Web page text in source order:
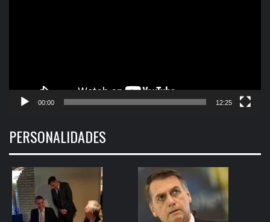
00:00 12:25
PERSONALIDADES